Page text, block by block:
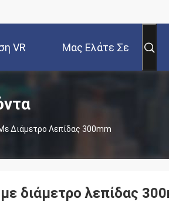
VR Μας Ελάτε Σε
Διάμετρο Λεπίδας 300mm
διάμετρο λεπίδας